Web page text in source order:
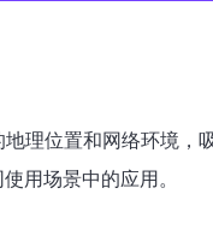
地理位置和网络环境，
用场景中的应用。